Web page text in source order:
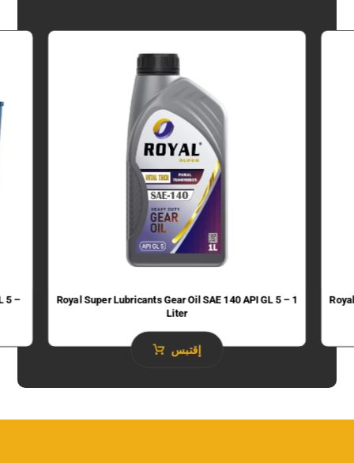
5 –
Royal Super Lubricants Gear Oil SAE 140 API GL 5 – 1
Liter
إقتبس